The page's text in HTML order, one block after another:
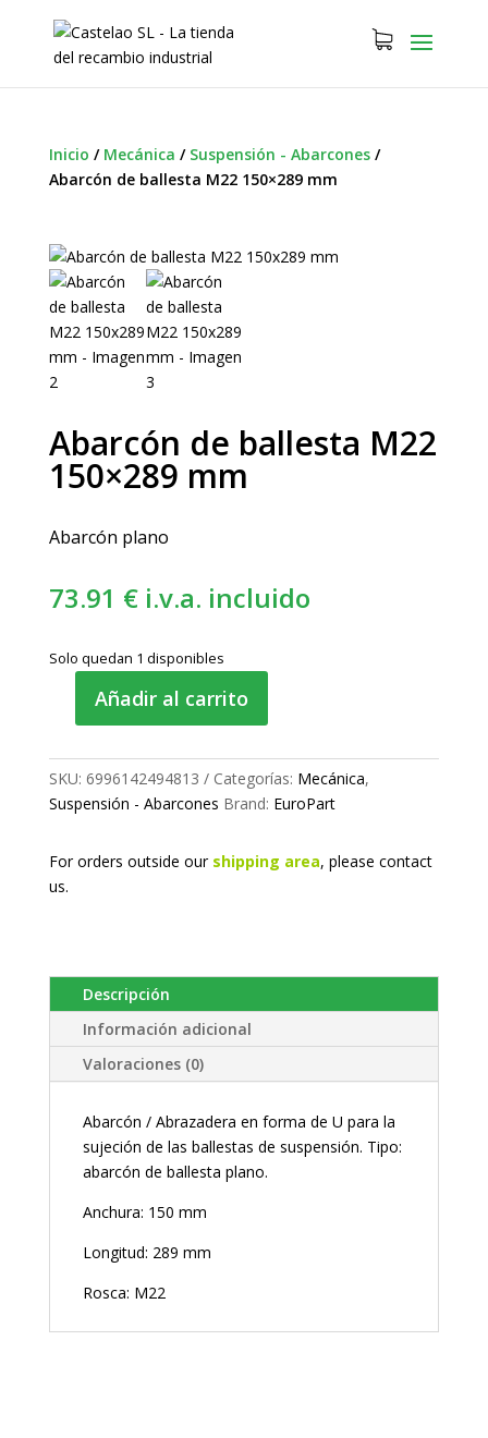
Inicio / Mecánica / Suspensión - Abarcones/
Abarcón de ballesta M22 150×289 mm
Abarcón de ballesta M22
150×289 mm
Abarcón plano
73.91 € i.v.a. incluido
Solo quedan 1 disponibles
Abarcón
ballesta
M22
150x289
cantidad
Añadir al carrito
SKU: 6996142494813 Categorías: Mecánica,
Suspensión - Abarcones Brand: EuroPart
For orders outside our shipping area, please contact
us.
Descripción
Información adicional
Valoraciones (0)
Abarcón / Abrazadera en forma de U para la
sujeción de las ballestas de suspensión. Tipo:
abarcón de ballesta plano.
Anchura: 150 mm
Longitud: 289 mm
Rosca: M22